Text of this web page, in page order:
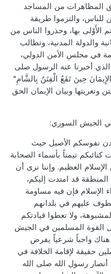
المظاهرات من المساجد
للناس، والتزموا طريقة
الأَوْلى بها، وحذروا الناس من
والدولة المدنية، وتطالب
في مجلس الأمن الدولي،
أخبرنا عنه الرسول صلى
حِينَ تَقَعُ الْفِتَنُ بِالشَّامِ"
وبيان الإيمان الحق
الجيش السوري:
نفوسكم الأصيل حيث
تيمناً بأسماء الصحابة
العظيم. وإننا نرى أن
قد امتدت إليكم،
فإن فيه مساومة
عليهم في بلدانهم
ولا تعطوا قيادتكم
القوة المسلمين في الجيش
واجباً شرعياً يفرض
حقيقة لإقامة الخلافة في
رسول الله صلى الله